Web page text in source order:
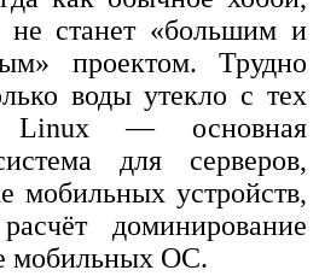
не станет «большим и
проектом. Трудно
воды утекло с тех
Linux — основная
для серверов,
мобильных устройств,
доминирование
мобильных ОС.